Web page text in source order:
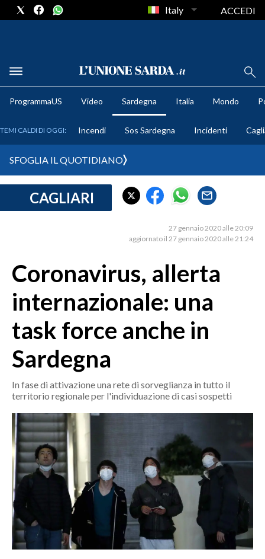
METEO
CRONACA SARDEGNA
MEDIO CAMPIDANO
SASSARI E PROVINCIA
GALLURA
NUORO E PROVINCIA
OGLIASTRA
ITALIA
MONDO
POLITICA
ECONOMIA
SERVIZI ALLE IMPRESE
LAVORO
Italy ACCEDI
ProgrammaUS Video Sardegna Italia Mondo
TEMI CALDI DI OGGI: Incendi Sos Sardegna Incidenti
SFOGLIA IL QUOTIDIANO
CAGLIARI
27 gennaio 2020 alle 20:09
aggiornato il 27 gennaio 2020 alle 21:24
Coronavirus, allerta
internazionale: una
task force anche in
Sardegna
In fase di attivazione una rete di sorveglianza in tutto il
territorio regionale per l'individuazione di casi sospetti